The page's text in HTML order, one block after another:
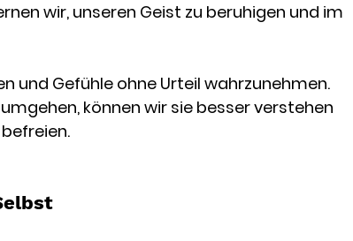
wir, unseren Geist zu beruhigen und im
und Gefühle ohne Urteil wahrzunehmen.
können wir sie besser verstehen